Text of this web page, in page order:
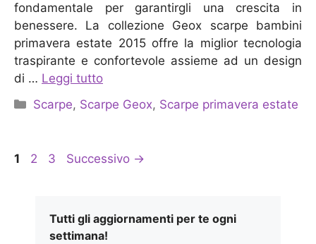
fondamentale per garantirgli una crescita in
benessere. La collezione Geox scarpe bambini
primavera estate 2015 offre la miglior tecnologia
traspirante e confortevole assieme ad un design
di … Leggi tutto
Categorie
Scarpe, Scarpe Geox, Scarpe primavera estate
Pagina
1 Pagina
2 Pagina
3 Successivo →
Tutti gli aggiornamenti per te ogni
settimana!